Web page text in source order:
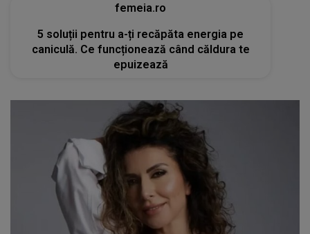
femeia.ro
5 soluții pentru a-ți recăpăta energia pe
caniculă. Ce funcționează când căldura te
epuizează